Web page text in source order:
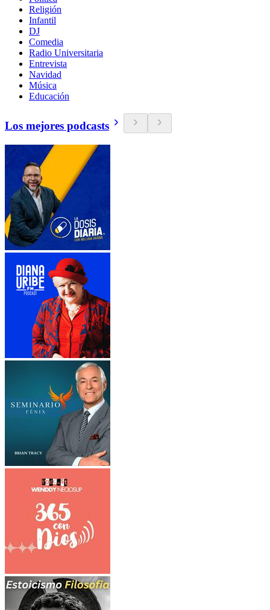
Religión
Infantil
DJ
Comedia
Radio Universitaria
Entrevista
Navidad
Música
Educación
Los mejores podcasts